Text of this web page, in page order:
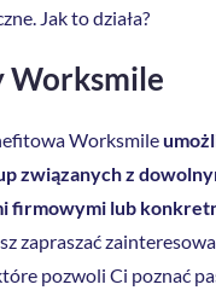
Jak to działa?
Worksmile
Worksmile
związanych z
firmowymi lub
zapraszać
pozwoli Ci poznać